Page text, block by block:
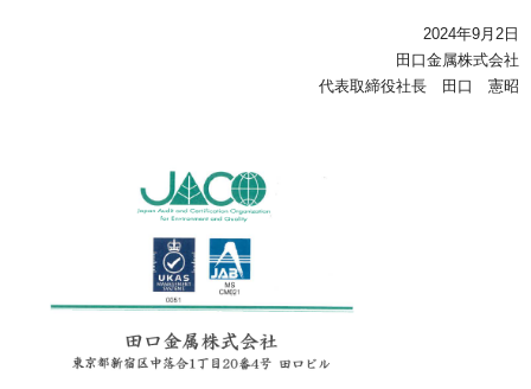
2024年9月2日
田口金属株式会社
代表取締役社長 田口 憲昭